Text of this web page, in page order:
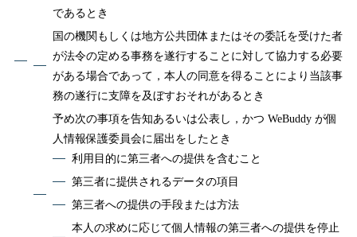
であるとき
国の機関もしくは地方公共団体またはその委託を受けた者
が法令の定める事務を遂行することに対して協力する必要
がある場合であって，本人の同意を得ることにより当該事
務の遂行に支障を及ぼすおそれがあるとき
予め次の事項を告知あるいは公表し，かつ WeBuddy が個
人情報保護委員会に届出をしたとき
利用目的に第三者への提供を含むこと
第三者に提供されるデータの項目
第三者への提供の手段または方法
本人の求めに応じて個人情報の第三者への提供を停止